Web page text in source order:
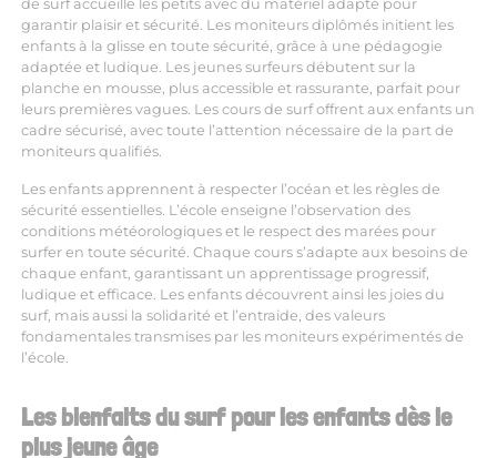
de surf accueille les petits avec du matériel adapté pour
garantir plaisir et sécurité. Les moniteurs diplômés initient les
enfants à la glisse en toute sécurité, grâce à une pédagogie
adaptée et ludique. Les jeunes surfeurs débutent sur la
planche en mousse, plus accessible et rassurante, parfait pour
leurs premières vagues. Les cours de surf offrent aux enfants un
cadre sécurisé, avec toute l’attention nécessaire de la part de
moniteurs qualifiés.
Les enfants apprennent à respecter l’océan et les règles de
sécurité essentielles. L’école enseigne l’observation des
conditions météorologiques et le respect des marées pour
surfer en toute sécurité. Chaque cours s’adapte aux besoins de
chaque enfant, garantissant un apprentissage progressif,
ludique et efficace. Les enfants découvrent ainsi les joies du
surf, mais aussi la solidarité et l’entraide, des valeurs
fondamentales transmises par les moniteurs expérimentés de
l’école.
Les bienfaits du surf pour les enfants dès le
plus jeune âge